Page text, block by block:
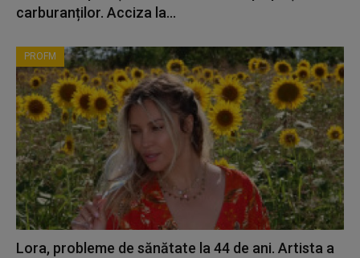
carburanților. Acciza la...
PROFM
Lora, probleme de sănătate la 44 de ani. Artista a